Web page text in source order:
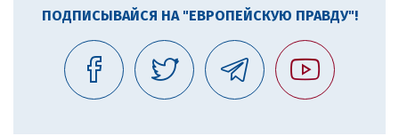
ПОДПИСЫВАЙСЯ НА "ЕВРОПЕЙСКУЮ ПРАВДУ"!